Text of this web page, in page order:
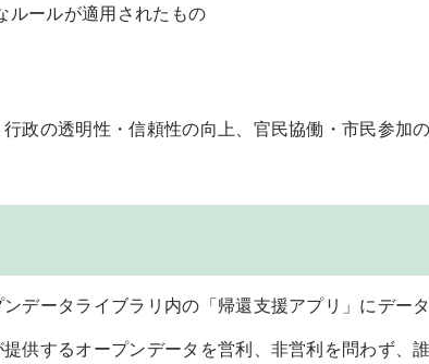
ルールが適用されたもの
政の透明性・信頼性の向上、官民協働・市民参加
データライブラリ内の「帰還支援アプリ」にデータ
供するオープンデータを営利、非営利を問わず、